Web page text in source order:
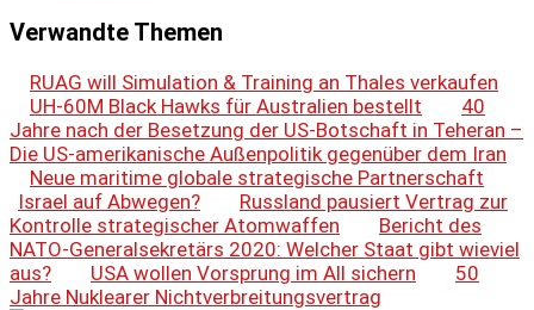
Verwandte Themen
RUAG will Simulation & Training an Thales verkaufen
UH-60M Black Hawks für Australien bestellt
40
Jahre nach der Besetzung der US-Botschaft in Teheran –
Die US-amerikanische Außenpolitik gegenüber dem Iran
Neue maritime globale strategische Partnerschaft
Israel auf Abwegen?
Russland pausiert Vertrag zur
Kontrolle strategischer Atomwaffen
Bericht des
NATO-Generalsekretärs 2020: Welcher Staat gibt wieviel
aus?
USA wollen Vorsprung im All sichern
50
Jahre Nuklearer Nichtverbreitungsvertrag